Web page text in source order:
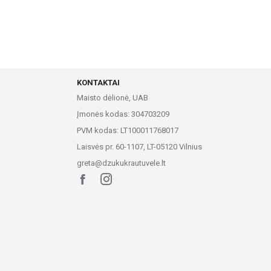
KONTAKTAI
Maisto dėlionė, UAB
Įmonės kodas: 304703209
PVM kodas: LT100011768017
Laisvės pr. 60-1107, LT-05120 Vilnius
greta@dzukukrautuvele.lt